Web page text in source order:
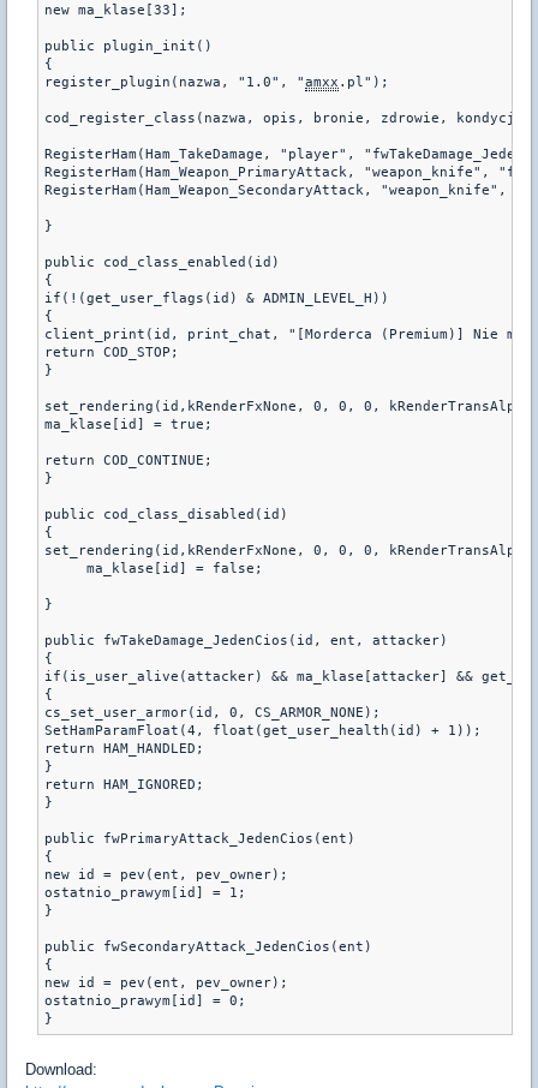
new ma_klase[33];
public plugin_init()
{
register_plugin(nazwa, "1.0", "amxx .pl");
cod_register_class(nazwa, opis, bronie, zdrowie,
RegisterHam(Ham_TakeDamage, "player",
RegisterHam(Ham_Weapon_PrimaryAttack, "weapon_knife",
RegisterHam(Ham_Weapon_SecondaryAttack, "weapon_knife",
}
public cod_class_enabled(id)
{
if(!(get_user_flags(id) & ADMIN_LEVEL_H))
{
client_print(id, print_chat, "[Morderca (Premium)] Nie
return COD_STOP;
}
set_rendering(id,kRenderFxNone, 0, 0, 0,
ma_klase[id] = true;
return COD_CONTINUE;
}
public cod_class_disabled(id)
{
set_rendering(id,kRenderFxNone, 0, 0, 0,
     ma_klase[id] = false;
}
public fwTakeDamage_JedenCios(id, ent, attacker)
{
if(is_user_alive(attacker) && ma_klase[attacker] &&
{
cs_set_user_armor(id, 0, CS_ARMOR_NONE);
SetHamParamFloat(4, float(get_user_health(id) + 1));
return HAM_HANDLED;
}
return HAM_IGNORED;
}
public fwPrimaryAttack_JedenCios(ent)
{
new id = pev(ent, pev_owner);
ostatnio_prawym[id] = 1;
}
public fwSecondaryAttack_JedenCios(ent)
{
new id = pev(ent, pev_owner);
ostatnio_prawym[id] = 0;
Download: